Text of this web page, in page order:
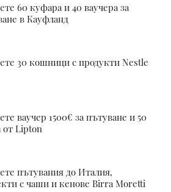
60 куфара и 40 ваучера за
в Кауфланд
30 кошници с продукти Nestle
ваучер 1500€ за пътуване и 50
от Lipton
пътувания до Италия,
с чаши и кенове Birra Moretti